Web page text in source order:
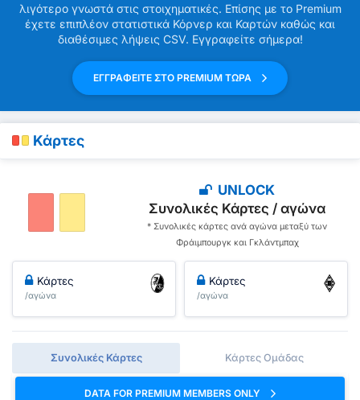
λιγότερο γνωστά στις στοιχηματικές. Επίσης με το Premium
έχετε επιπλέον στατιστικά Κόρνερ και Καρτών καθώς και
διαθέσιμες λήψεις CSV. Εγγραφείτε σήμερα!
ΕΓΓΡΑΦΕΙΤΕ ΣΤΟ PREMIUM ΤΩΡΑ
Κάρτες
UNLOCK
Συνολικές Κάρτες / αγώνα
* Συνολικές κάρτες ανά αγώνα μεταξύ των
Φράιμπουργκ και Γκλάντμπαχ
Κάρτες
/αγώνα
Κάρτες
/αγώνα
Συνολικές Κάρτες Κάρτες Ομάδας
DATA FOR PREMIUM MEMBERS ONLY